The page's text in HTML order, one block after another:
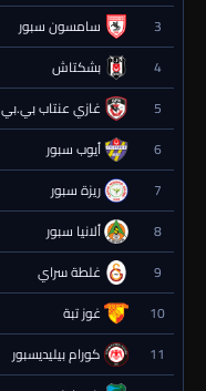
3 سامسون سبور
4 بشكتاش
5 غازي عنتاب
6 أيوب سبور
7 ريزة سبور
8 ألانيا سبور
9 غلطة سراي
10 غوز تبة
11 كورام بيليديسبور